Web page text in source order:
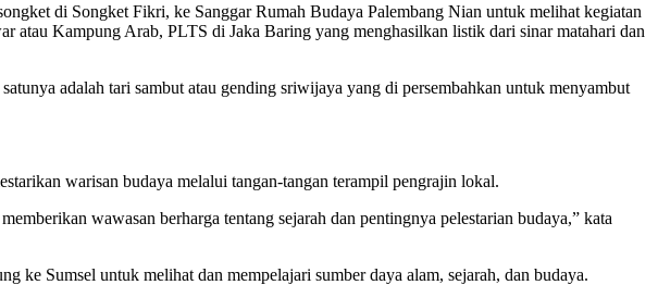
di Songket Fikri, ke Sanggar Rumah Budaya Palembang Nian untuk melihat kegiatan
Kampung Arab, PLTS di Jaka Baring yang menghasilkan listik dari sinar matahari dan
adalah tari sambut atau gending sriwijaya yang di persembahkan untuk menyambut
warisan budaya melalui tangan-tangan terampil pengrajin lokal.
wawasan berharga tentang sejarah dan pentingnya pelestarian budaya,” kata
ke Sumsel untuk melihat dan mempelajari sumber daya alam, sejarah, dan budaya.